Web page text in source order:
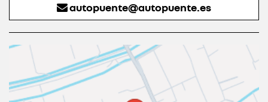
autopuente@autopuente.es